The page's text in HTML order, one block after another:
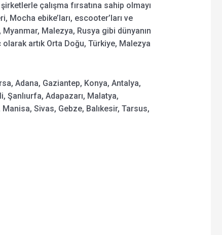
çalışma fırsatına sahip olmayı
Mocha ebike’ları, escooter’ları ve
Malezya, Rusya gibi dünyanın
artık Orta Doğu, Türkiye, Malezya
Adana, Gaziantep, Konya, Antalya,
Şanlıurfa, Adapazarı, Malatya,
Sivas, Gebze, Balıkesir, Tarsus,